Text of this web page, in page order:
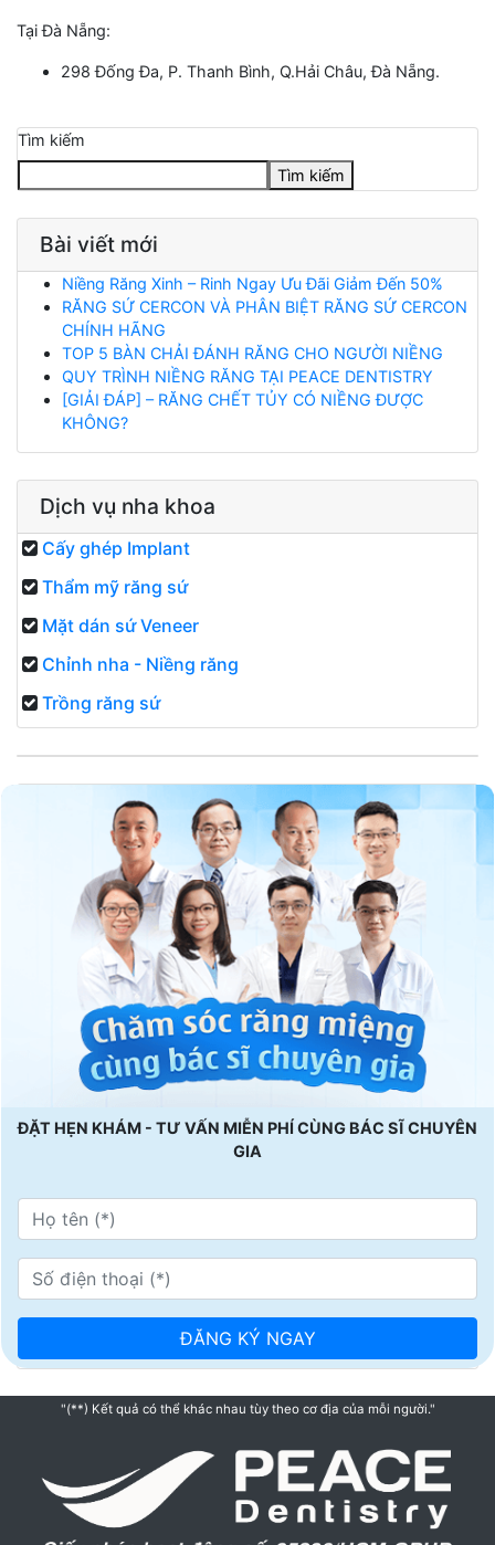
Tại Đà Nẵng:
298 Đống Đa, P. Thanh Bình, Q.Hải Châu, Đà Nẵng.
Tìm kiếm
Tìm kiếm
Bài viết mới
Niềng Răng Xinh – Rinh Ngay Ưu Đãi Giảm Đến 50%
RĂNG SỨ CERCON VÀ PHÂN BIỆT RĂNG SỨ CERCON
CHÍNH HÃNG
TOP 5 BÀN CHẢI ĐÁNH RĂNG CHO NGƯỜI NIỀNG
QUY TRÌNH NIỀNG RĂNG TẠI PEACE DENTISTRY
[GIẢI ĐÁP] – RĂNG CHẾT TỦY CÓ NIỀNG ĐƯỢC
KHÔNG?
Dịch vụ nha khoa
Cấy ghép Implant
Thẩm mỹ răng sứ
Mặt dán sứ Veneer
Chỉnh nha - Niềng răng
Trồng răng sứ
ĐẶT HẸN KHÁM - TƯ VẤN MIỄN PHÍ CÙNG BÁC SĨ CHUYÊN
GIA
"(**) Kết quả có thể khác nhau tùy theo cơ địa của mỗi người."